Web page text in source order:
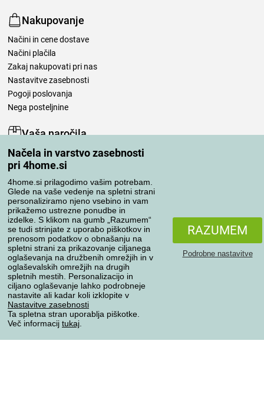
Načela in varstvo zasebnosti
pri 4home.si
4home.si prilagodimo vašim potrebam.
Glede na vaše vedenje na spletni strani
personaliziramo njeno vsebino in vam
prikažemo ustrezne ponudbe in
izdelke. S klikom na gumb „Razumem“
se tudi strinjate z uporabo piškotkov in
prenosom podatkov o obnašanju na
spletni strani za prikazovanje ciljanega
oglaševanja na družbenih omrežjih in v
oglaševalskih omrežjih na drugih
spletnih mestih. Personalizacijo in
ciljano oglaševanje lahko podrobneje
nastavite ali kadar koli izklopite v
Nastavitve zasebnosti
Ta spletna stran uporablja piškotke.
Več informacij tukaj
RAZUMEM
Podrobne nastavitve
Nakupovanje
Načini in cene dostave
Načini plačila
Zakaj nakupovati pri nas
Nastavitve zasebnosti
Pogoji poslovanja
Nega posteljnine
Vaša naročila
Moj račun
Pregled naročil
Reklamacija
Odstop od kupoprodajne pogodbe
Pravila obdelave ocen
Načini prevoza
Načini plačila
Zanesljiva trgovina